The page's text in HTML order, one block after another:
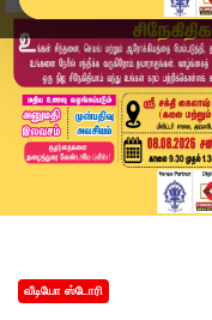
வீடியோ ஸ்டோரி